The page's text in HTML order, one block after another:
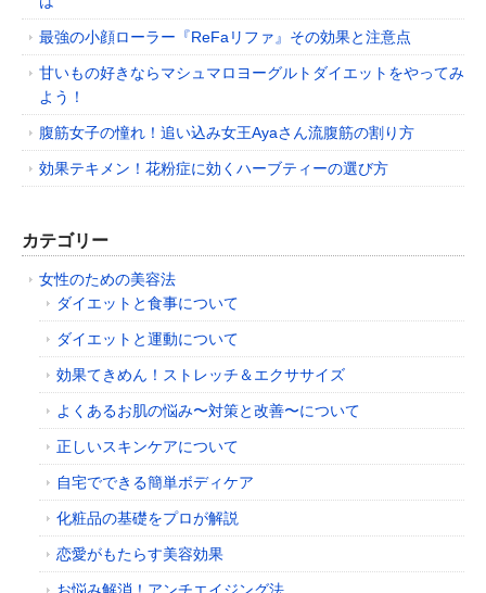
最強の小顔ローラー『ReFaリファ』その効果と注意点
甘いもの好きならマシュマロヨーグルトダイエットをやってみ
よう！
腹筋女子の憧れ！追い込み女王Ayaさん流腹筋の割り方
効果テキメン！花粉症に効くハーブティーの選び方
カテゴリー
女性のための美容法
ダイエットと食事について
ダイエットと運動について
効果てきめん！ストレッチ＆エクササイズ
よくあるお肌の悩み〜対策と改善〜について
正しいスキンケアについて
自宅でできる簡単ボディケア
化粧品の基礎をプロが解説
恋愛がもたらす美容効果